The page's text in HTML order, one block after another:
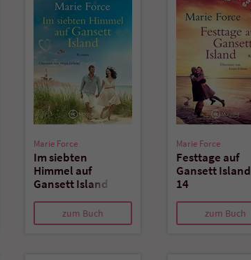
Marie Force
Im siebten
Himmel auf
Gansett Island
zum Buch
Marie Force
Festtage auf
Gansett Island
14
zum Buch